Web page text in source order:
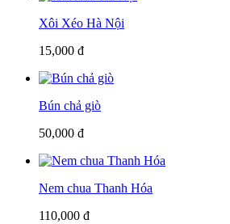
Xôi Xéo Hà Nội
15,000 đ
Bún chả giò
50,000 đ
Nem chua Thanh Hóa
110,000 đ